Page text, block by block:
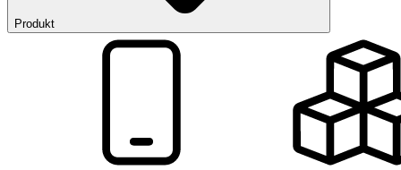
Produkt